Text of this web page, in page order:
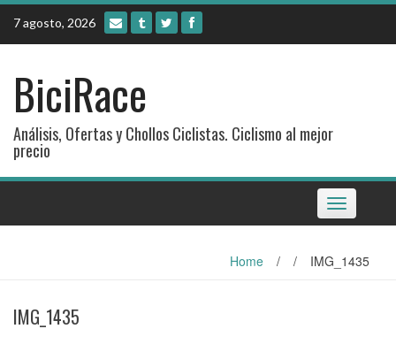
Skip
content
7 agosto, 2026
BiciRace
Análisis, Ofertas y Chollos Ciclistas. Ciclismo al mejor
precio
Toggle
navigation
Home / / IMG_1435
IMG_1435